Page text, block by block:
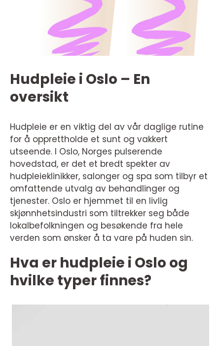
Hudpleie i Oslo – En
oversikt
Hudpleie er en viktig del av vår daglige rutine
for å opprettholde et sunt og vakkert
utseende. I Oslo, Norges pulserende
hovedstad, er det et bredt spekter av
hudpleieklinikker, salonger og spa som tilbyr et
omfattende utvalg av behandlinger og
tjenester. Oslo er hjemmet til en livlig
skjønnhetsindustri som tiltrekker seg både
lokalbefolkningen og besøkende fra hele
verden som ønsker å ta vare på huden sin.
Hva er hudpleie i Oslo og
hvilke typer finnes?